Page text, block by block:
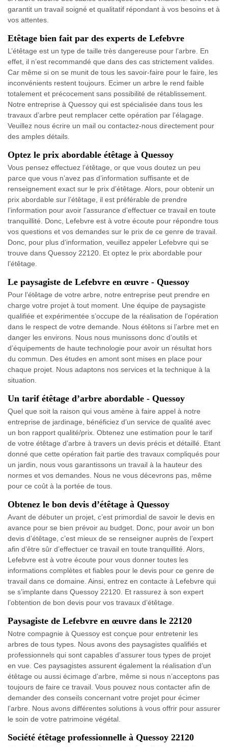
garantit un travail soigné et qualitatif répondant à vos besoins et à
vos attentes.
Etêtage bien fait par des experts de Lefebvre
L’étêtage est un type de taille très dangereuse pour l’arbre. En
effet, il n’est recommandé que dans des cas strictement valides.
Car même si on se munit de tous les savoir-faire pour le faire, les
inconvénients restent toujours. Ecimer un arbre le rend faible
totalement et précocement sans possibilité de rétablissement.
Notre entreprise à Quessoy qui est spécialisée dans tous les
travaux d’arbre peut remplacer cette opération par l’élagage.
Veuillez nous écrire un mail ou contactez-nous directement pour
des amples détails.
Optez le prix abordable étêtage à Quessoy
Vous pensez effectuez l’étêtage, or que vous doutez un peu
parce que vous n’avez pas d’information suffisante et de
renseignement exact sur le prix d’étêtage. Alors, pour obtenir un
prix abordable sur l’étêtage, il est préférable de prendre
l’information pour avoir l’assurance d’effectuer ce travail en toute
tranquillité. Donc, Lefebvre est à votre écoute pour répondre tous
vos questions et vos demandes sur le prix de ce genre de travail.
Donc, pour plus d’information, veuillez appeler Lefebvre qui se
trouve dans Quessoy 22120. Et optez le prix abordable pour
l’étêtage.
Le paysagiste de Lefebvre en œuvre - Quessoy
Pour l’étêtage de votre arbre, notre entreprise peut prendre en
charge votre projet à tout moment. Une équipe de paysagiste
qualifiée et expérimentée s’occupe de la réalisation de l’opération
dans le respect de votre demande. Nous étêtons si l’arbre met en
danger les environs. Nous nous munissons donc d’outils et
d’équipements de haute technologie pour avoir un résultat hors
du commun. Des études en amont sont mises en place pour
chaque projet. Nous adaptons nos services et la technique à la
situation.
Un tarif étêtage d’arbre abordable - Quessoy
Quel que soit la raison qui vous amène à faire appel à notre
entreprise de jardinage, bénéficiez d’un service de qualité avec
un bon rapport qualité/prix. Obtenez une estimation pour le tarif
de votre étêtage d’arbre à travers un devis précis et détaillé. Etant
donné que cette opération fait partie des travaux compliqués pour
un jardin, nous vous garantissons un travail à la hauteur des
normes et vos demandes. Nous ne vous décevrons pas, même
pour ce coût à la portée de tous.
Obtenez le bon devis d’étêtage à Quessoy
Avant de débuter un projet, c’est primordial de savoir le devis en
avance pour se bien prévoir au budget. Donc, pour avoir un bon
devis d’étêtage, c’est mieux de se renseigner auprès de l’expert
afin d’être sûr d’effectuer ce travail en toute tranquillité. Alors,
Lefebvre est à votre écoute pour vous donner toutes les
informations complètes et fiables pour le devis pour ce genre de
travail dans ce domaine. Ainsi, entrez en contacte à Lefebvre qui
se s’implante dans Quessoy 22120. Et rassurez à son expert
l’obtention de bon devis pour vos travaux d’étêtage.
Paysagiste de Lefebvre en œuvre dans le 22120
Notre compagnie à Quessoy est conçue pour entretenir les
arbres de tous types. Nous avons des paysagistes qualifiés et
professionnels qui sont capables d’assurer tous types de projet
en vue. Ces paysagistes assurent également la réalisation d’un
étêtage ou aussi écimage d’arbre, même si nous n’acceptons pas
toujours de faire ce travail. Vous pouvez nous contacter afin de
demander des conseils concernant votre projet pour écimer
l’arbre. Nous avons différentes solutions à vous offrir pour assurer
le soin de votre patrimoine végétal.
Société étêtage professionnelle à Quessoy 22120